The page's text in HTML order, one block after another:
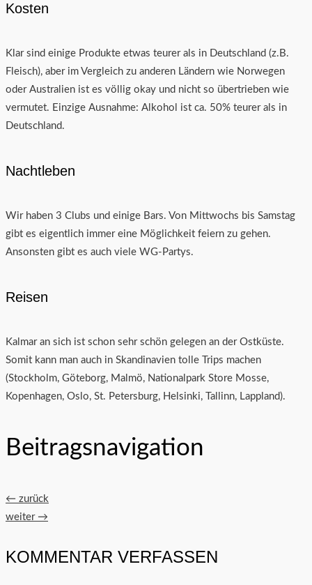
Kosten
Klar sind einige Produkte etwas teurer als in Deutschland (z.B.
Fleisch), aber im Vergleich zu anderen Ländern wie Norwegen
oder Australien ist es völlig okay und nicht so übertrieben wie
vermutet. Einzige Ausnahme: Alkohol ist ca. 50% teurer als in
Deutschland.
Nachtleben
Wir haben 3 Clubs und einige Bars. Von Mittwochs bis Samstag
gibt es eigentlich immer eine Möglichkeit feiern zu gehen.
Ansonsten gibt es auch viele WG-Partys.
Reisen
Kalmar an sich ist schon sehr schön gelegen an der Ostküste.
Somit kann man auch in Skandinavien tolle Trips machen
(Stockholm, Göteborg, Malmö, Nationalpark Store Mosse,
Kopenhagen, Oslo, St. Petersburg, Helsinki, Tallinn, Lappland).
Beitragsnavigation
← zurück
weiter →
KOMMENTAR VERFASSEN